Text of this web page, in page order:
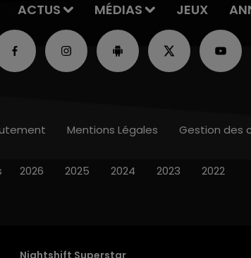
ACTUS MÉDIAS JEUX
Nightshift Superstar
Mentions Légales Gestion des
2026 2025 2024 2023 2022